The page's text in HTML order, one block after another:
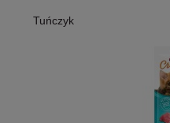
Tuńczyk